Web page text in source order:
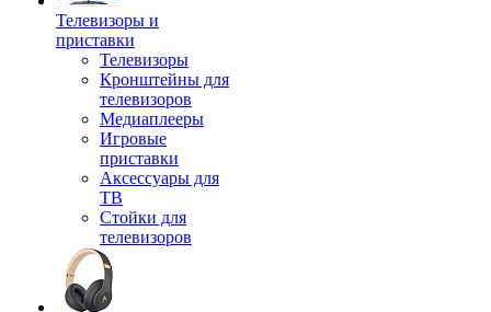
Телевизоры и
приставки
Телевизоры
Кронштейны для
телевизоров
Медиаплееры
Игровые
приставки
Аксессуары для
ТВ
Стойки для
телевизоров